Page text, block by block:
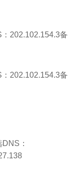
202.102.154.3备
202.102.154.3备
：